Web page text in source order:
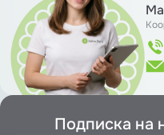
Подписка на